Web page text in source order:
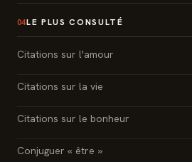
04LE PLUS CONSULTÉ
Citations sur l'amour
Citations sur la vie
Citations sur le bonheur
Conjuguer « être »